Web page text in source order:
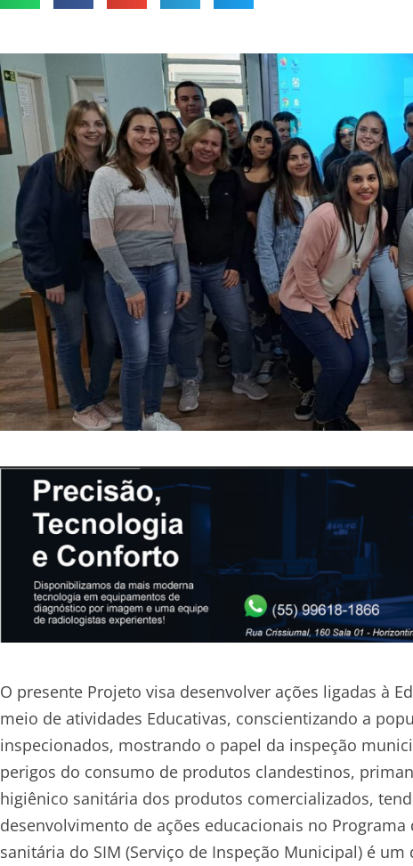
O presente Projeto visa desenvolver ações ligadas à
meio de atividades Educativas, conscientizando a
inspecionados, mostrando o papel da inspeção
perigos do consumo de produtos clandestinos,
higiênico sanitária dos produtos comercializados,
desenvolvimento de ações educacionais no
sanitária do SIM (Serviço de Inspeção Municipal) é